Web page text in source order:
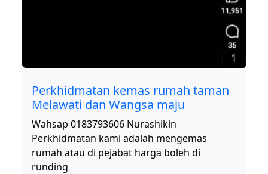
1
Perkhidmatan kemas rumah taman
Melawati dan Wangsa maju
Wahsap 0183793606 Nurashikin
Perkhidmatan kami adalah mengemas
rumah atau di pejabat harga boleh di
runding